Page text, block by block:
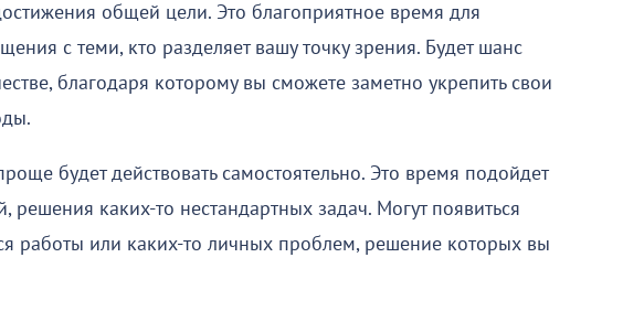
общей цели. Это благоприятное время для
с теми, кто разделяет вашу точку зрения. Будет шанс
благодаря которому вы сможете заметно укрепить свои
будет действовать самостоятельно. Это время подойдет
решения каких-то нестандартных задач. Могут появиться
работы или каких-то личных проблем, решение которых вы